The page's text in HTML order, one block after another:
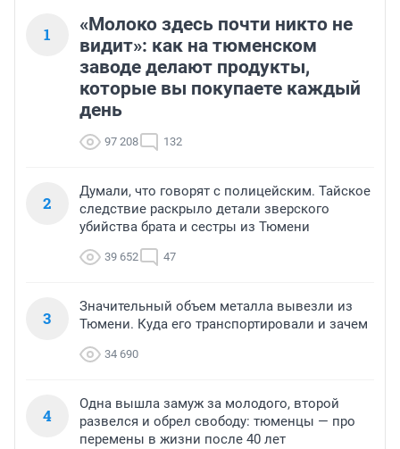
1
«Молоко здесь почти никто не
видит»: как на тюменском
заводе делают продукты,
которые вы покупаете каждый
день
97 208 132
2
Думали, что говорят с полицейским. Тайское
следствие раскрыло детали зверского
убийства брата и сестры из Тюмени
39 652 47
3
Значительный объем металла вывезли из
Тюмени. Куда его транспортировали и зачем
34 690
4
Одна вышла замуж за молодого, второй
развелся и обрел свободу: тюменцы — про
перемены в жизни после 40 лет